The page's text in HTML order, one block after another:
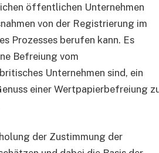
öffentlichen Unternehmen
von der Registrierung im
Prozesses berufen kann. Es
Befreiung vom
Unternehmen sind, ein
einer Wertpapierbefreiung
der Zustimmung der